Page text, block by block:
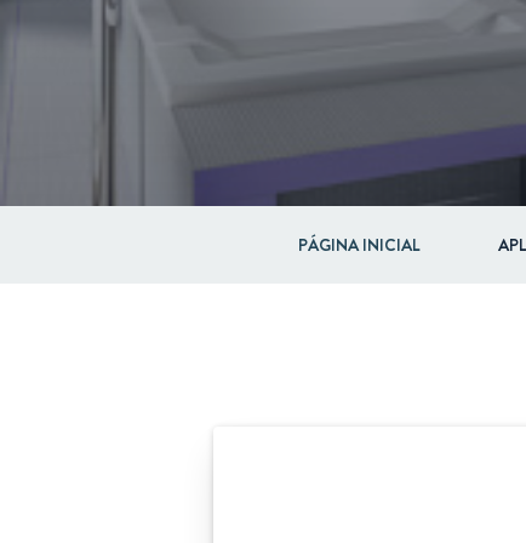
PÁGINA INICIAL